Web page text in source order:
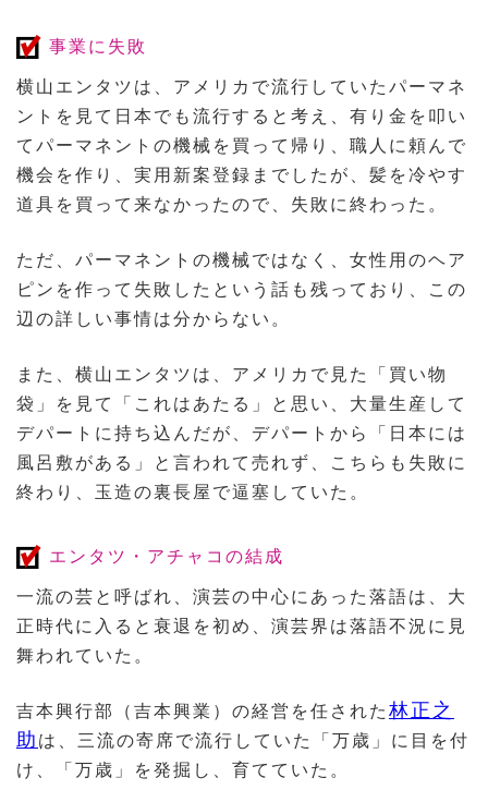
事業に失敗
横山エンタツは、アメリカで流行していたパーマネ
ントを見て日本でも流行すると考え、有り金を叩い
てパーマネントの機械を買って帰り、職人に頼んで
機会を作り、実用新案登録までしたが、髪を冷やす
道具を買って来なかったので、失敗に終わった。
ただ、パーマネントの機械ではなく、女性用のヘア
ピンを作って失敗したという話も残っており、この
辺の詳しい事情は分からない。
また、横山エンタツは、アメリカで見た「買い物
袋」を見て「これはあたる」と思い、大量生産して
デパートに持ち込んだが、デパートから「日本には
風呂敷がある」と言われて売れず、こちらも失敗に
終わり、玉造の裏長屋で逼塞していた。
エンタツ・アチャコの結成
一流の芸と呼ばれ、演芸の中心にあった落語は、大
正時代に入ると衰退を初め、演芸界は落語不況に見
舞われていた。
吉本興行部（吉本興業）の経営を任された 林正之
助 は、三流の寄席で流行していた「万歳」に目を付
け、「万歳」を発掘し、育てていた。